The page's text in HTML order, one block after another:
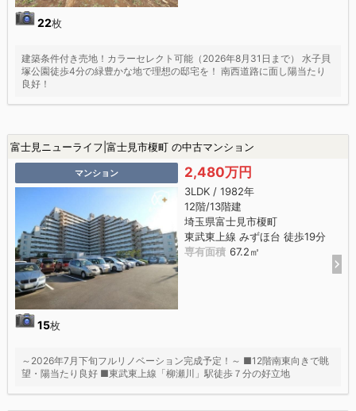
22枚
建築条件付き売地！カラーセレクト可能（2026年8月31日まで） 水子貝
塚公園徒歩4分の緑豊かな地で理想の邸宅を！ 南西道路に面し陽当たり
良好！
富士見ニューライフ|富士見市榎町 の中古マンション
マンション
15枚
2,480万円
3LDK / 1982年
12階/13階建
埼玉県富士見市榎町
東武東上線 みずほ台 徒歩19分
専有面積 67.2㎡
～2026年7月下旬フルリノベーション完成予定！～ ■12階南東向きで眺
望・陽当たり良好 ■東武東上線「柳瀬川」駅徒歩７分の好立地